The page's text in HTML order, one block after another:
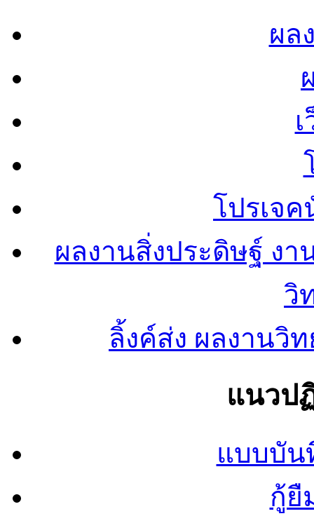
ผล
โปรเจ
ผลงานสิ่งประดิษฐ์ งา
วิ
ลิ้งค์ส่ง ผลงานวิ
แนวป
แบบบัน
กู้ยื